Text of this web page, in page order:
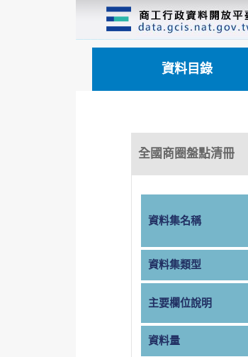
資料目錄
全國商圈盤點清冊
資料集名稱
資料集類型
主要欄位說明
資料量